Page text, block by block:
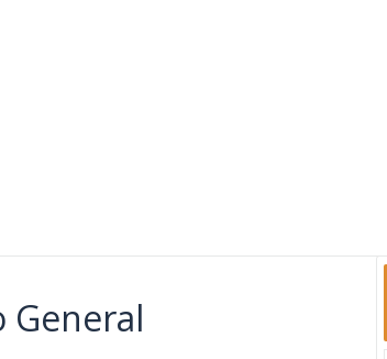
Generalcompartir: